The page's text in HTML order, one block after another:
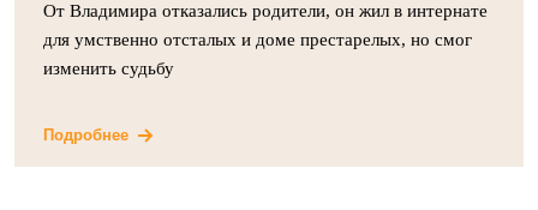
От Владимира отказались родители, он жил в интернате
для умственно отсталых и доме престарелых, но смог
изменить судьбу
Подробнее